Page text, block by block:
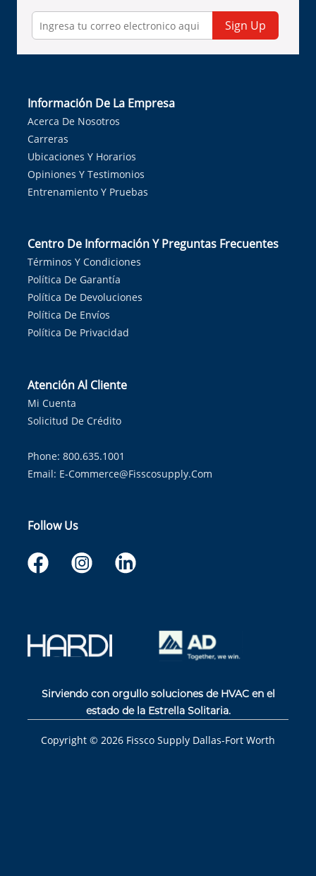
Sign Up
Información De La Empresa
Acerca De Nosotros
Carreras
Ubicaciones Y Horarios
Opiniones Y Testimonios
Entrenamiento Y Pruebas
Centro De Información Y Preguntas Frecuentes
Términos Y Condiciones
Política De Garantía
Política De Devoluciones
Política De Envíos
Política De Privacidad
Atención Al Cliente
Mi Cuenta
Solicitud De Crédito
Phone: 800.635.1001
Email: E-Commerce@fisscosupply.com
Follow Us
Sirviendo con orgullo soluciones de HVAC en el
estado de la Estrella Solitaria.
Copyright © 2026 Fissco Supply Dallas-Fort Worth